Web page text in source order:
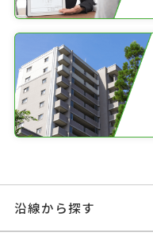
沿線から探す